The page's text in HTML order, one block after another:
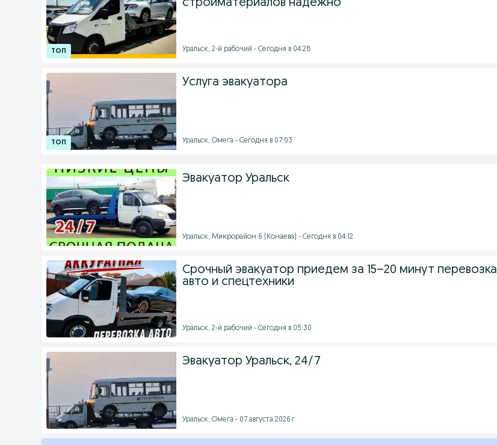
стройматериалов надежно
Уральск, 2-й рабочий - Сегодня в 04:28
Услуга эвакуатора
Уральск, Омега - Сегодня в 07:03
Эвакуатор Уральск
Уральск, Микрорайон 6 (Конаева) - Сегодня в 04:12
Срочный эвакуатор приедем за 15–20 минут перевозка
авто и спецтехники
Уральск, 2-й рабочий - Сегодня в 05:30
Эвакуатор Уральск, 24/7
Уральск, Омега - 07 августа 2026 г.